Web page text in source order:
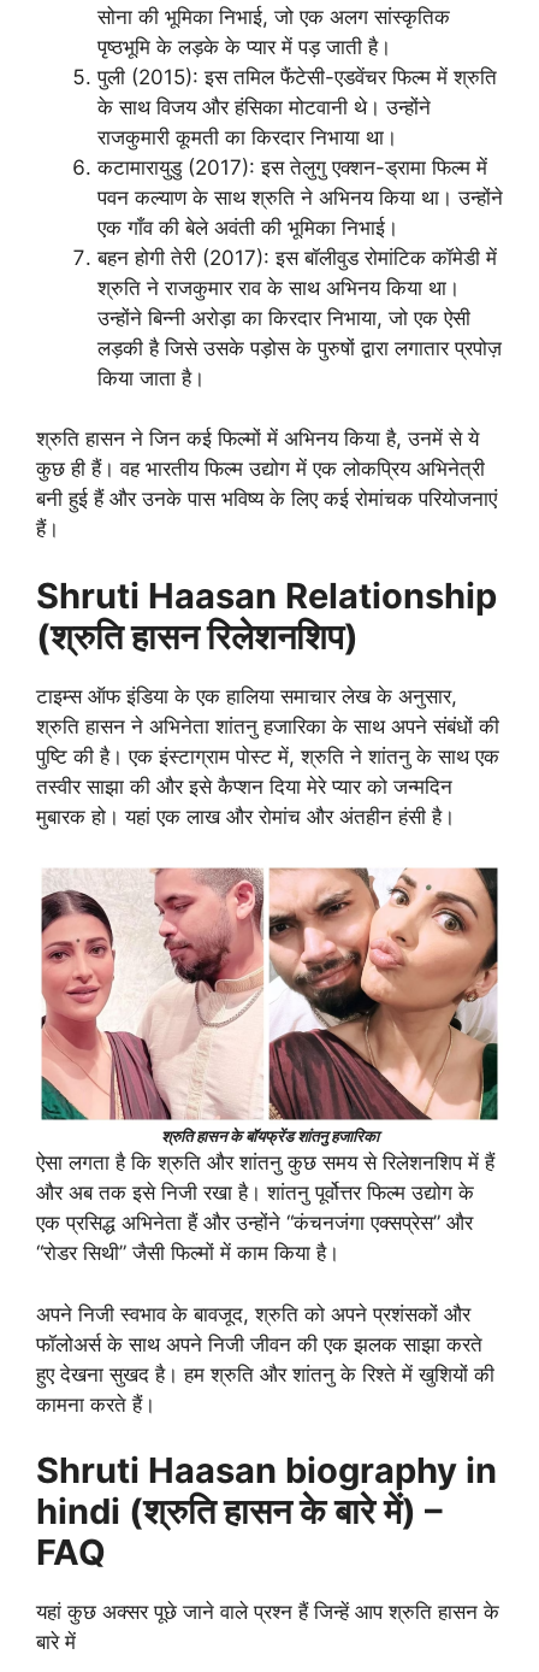
सोना की भूमिका निभाई, जो एक अलग सांस्कृतिक
पृष्ठभूमि के लड़के के प्यार में पड़ जाती है।
पुली (2015): इस तमिल फैंटेसी-एडवेंचर फिल्म में श्रुति
के साथ विजय और हंसिका मोटवानी थे। उन्होंने
राजकुमारी कूमती का किरदार निभाया था।
कटामारायुडु (2017): इस तेलुगु एक्शन-ड्रामा फिल्म में
पवन कल्याण के साथ श्रुति ने अभिनय किया था। उन्होंने
एक गाँव की बेले अवंती की भूमिका निभाई।
बहन होगी तेरी (2017): इस बॉलीवुड रोमांटिक कॉमेडी में
श्रुति ने राजकुमार राव के साथ अभिनय किया था।
उन्होंने बिन्नी अरोड़ा का किरदार निभाया, जो एक ऐसी
लड़की है जिसे उसके पड़ोस के पुरुषों द्वारा लगातार प्रपोज़
किया जाता है।
श्रुति हासन ने जिन कई फिल्मों में अभिनय किया है, उनमें से ये
कुछ ही हैं। वह भारतीय फिल्म उद्योग में एक लोकप्रिय अभिनेत्री
बनी हुई हैं और उनके पास भविष्य के लिए कई रोमांचक परियोजनाएं
हैं।
Shruti Haasan Relationship
(श्रुति हासन रिलेशनशिप)
टाइम्स ऑफ इंडिया के एक हालिया समाचार लेख के अनुसार,
श्रुति हासन ने अभिनेता शांतनु हजारिका के साथ अपने संबंधों की
पुष्टि की है। एक इंस्टाग्राम पोस्ट में, श्रुति ने शांतनु के साथ एक
तस्वीर साझा की और इसे कैप्शन दिया मेरे प्यार को जन्मदिन
मुबारक हो। यहां एक लाख और रोमांच और अंतहीन हंसी है।
श्रुति हासन के बॉयफ्रेंड शांतनु हजारिका
ऐसा लगता है कि श्रुति और शांतनु कुछ समय से रिलेशनशिप में हैं
और अब तक इसे निजी रखा है। शांतनु पूर्वोत्तर फिल्म उद्योग के
एक प्रसिद्ध अभिनेता हैं और उन्होंने “कंचनजंगा एक्सप्रेस” और
“रोडर सिथी” जैसी फिल्मों में काम किया है।
अपने निजी स्वभाव के बावजूद, श्रुति को अपने प्रशंसकों और
फॉलोअर्स के साथ अपने निजी जीवन की एक झलक साझा करते
हुए देखना सुखद है। हम श्रुति और शांतनु के रिश्ते में खुशियों की
कामना करते हैं।
Shruti Haasan biography in
hindi (श्रुति हासन के बारे में) –
FAQ
यहां कुछ अक्सर पूछे जाने वाले प्रश्न हैं जिन्हें आप श्रुति हासन के
बारे में